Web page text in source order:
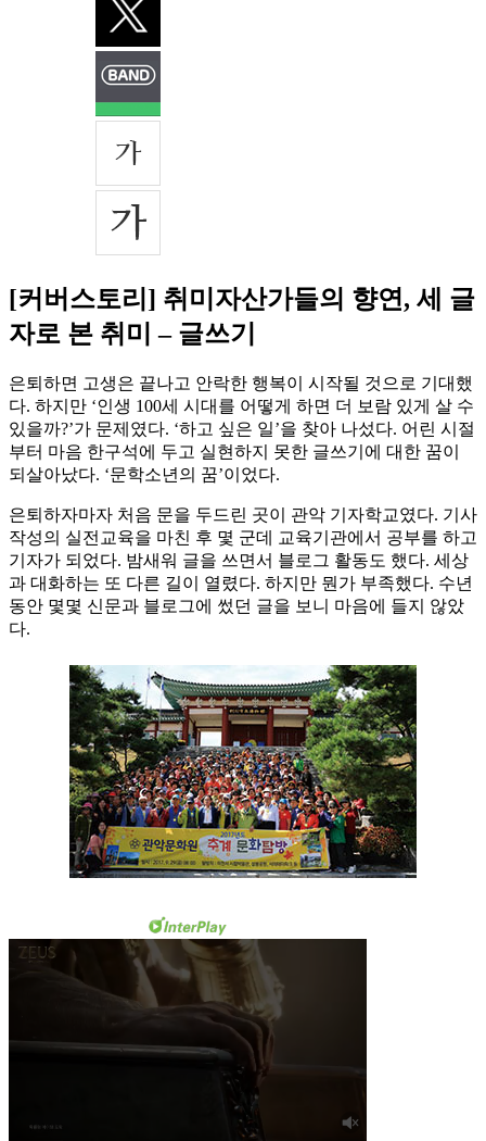
[커버스토리] 취미자산가들의 향연, 세 글
자로 본 취미 – 글쓰기
은퇴하면 고생은 끝나고 안락한 행복이 시작될 것으로 기대했
다. 하지만 ‘인생 100세 시대를 어떻게 하면 더 보람 있게 살 수
있을까?’가 문제였다. ‘하고 싶은 일’을 찾아 나섰다. 어린 시절
부터 마음 한구석에 두고 실현하지 못한 글쓰기에 대한 꿈이
되살아났다. ‘문학소년의 꿈’이었다.
은퇴하자마자 처음 문을 두드린 곳이 관악 기자학교였다. 기사
작성의 실전교육을 마친 후 몇 군데 교육기관에서 공부를 하고
기자가 되었다. 밤새워 글을 쓰면서 블로그 활동도 했다. 세상
과 대화하는 또 다른 길이 열렸다. 하지만 뭔가 부족했다. 수년
동안 몇몇 신문과 블로그에 썼던 글을 보니 마음에 들지 않았
다.